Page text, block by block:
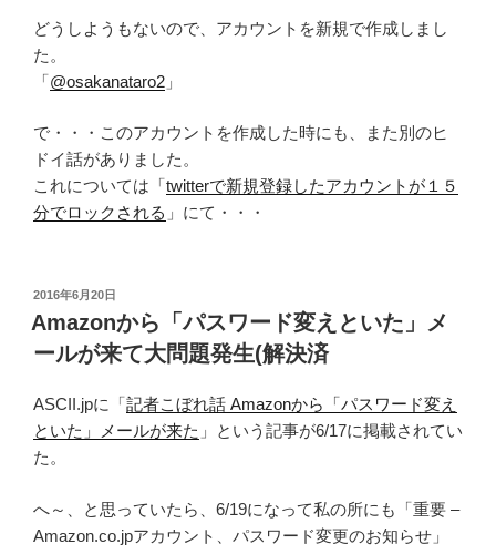
どうしようもないので、アカウントを新規で作成しまし
た。
「@osakanataro2 」
で・・・このアカウントを作成した時にも、また別のヒ
ドイ話がありました。
これについては「twitterで新規登録したアカウントが１５
分でロックされる 」にて・・・
投
稿
日:
2016年6月20日
Amazonから「パスワード変えといた」メ
ールが来て大問題発生(解決済
ASCII.jpに「記者こぼれ話 Amazonから「パスワード変え
といた」メールが来た 」という記事が6/17に掲載されてい
た。
へ～、と思っていたら、6/19になって私の所にも「重要 –
Amazon.co.jpアカウント、パスワード変更のお知らせ」